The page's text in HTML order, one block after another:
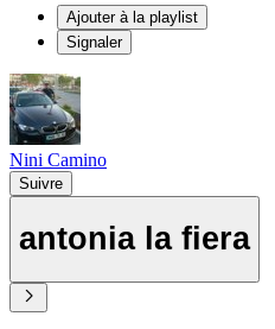
Ajouter à la playlist
Signaler
Nini Camino
Suivre
antonia la fiera